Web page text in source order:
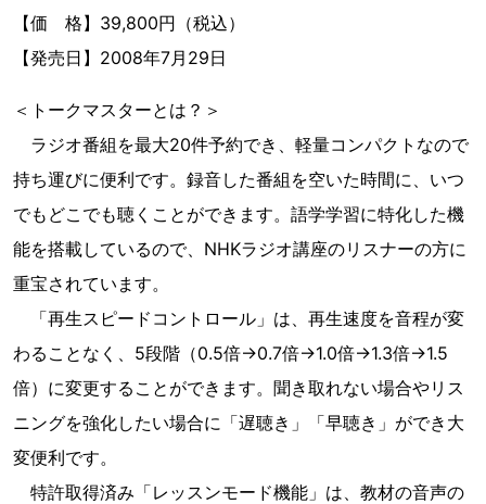
【価 格】39,800円（税込）
【発売日】2008年7月29日
＜トークマスターとは？＞
ラジオ番組を最大20件予約でき、軽量コンパクトなので
持ち運びに便利です。録音した番組を空いた時間に、いつ
でもどこでも聴くことができます。語学学習に特化した機
能を搭載しているので、NHKラジオ講座のリスナーの方に
重宝されています。
「再生スピードコントロール」は、再生速度を音程が変
わることなく、5段階（0.5倍→0.7倍→1.0倍→1.3倍→1.5
倍）に変更することができます。聞き取れない場合やリス
ニングを強化したい場合に「遅聴き」「早聴き」ができ大
変便利です。
特許取得済み「レッスンモード機能」は、教材の音声の